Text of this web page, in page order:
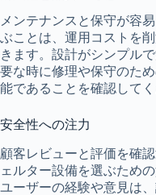
メンテナンスと保守が容
ぶことは、運用コストを
きます。設計がシンプル
要な時に修理や保守のた
能であることを確認して
安全性への注力
顧客レビューと評価を確
ェルター設備を選ぶため
ユーザーの経験や意見は